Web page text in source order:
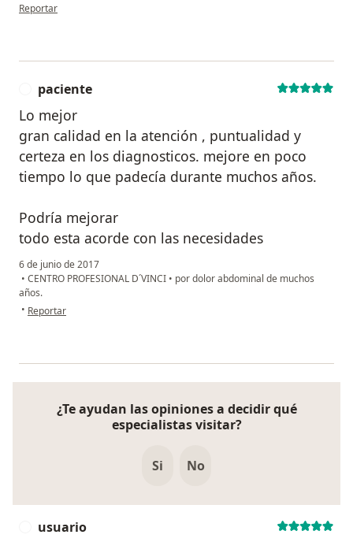
en opinión del usuario paciente anónimo
Reportar
paciente
Lo mejor
gran calidad en la atención , puntualidad y
certeza en los diagnosticos. mejore en poco
tiempo lo que padecía durante muchos años.
Podría mejorar
todo esta acorde con las necesidades
6 de junio de 2017
• CENTRO PROFESIONAL D´VINCI • por dolor abdominal de muchos
años.
• en opinión del usuario paciente
Reportar
¿Te ayudan las opiniones a decidir qué
especialistas visitar?
Si No
usuario